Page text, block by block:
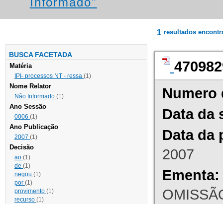
BUSCA FACETADA
Matéria
IPI- processos NT - ressa (1)
Nome Relator
Não Informado (1)
Ano Sessão
0006 (1)
Ano Publicação
2007 (1)
Decisão
ao (1)
de (1)
negou (1)
por (1)
provimento (1)
recurso (1)
1 resultados
Numero
Data da
Data da
2007
Ementa: